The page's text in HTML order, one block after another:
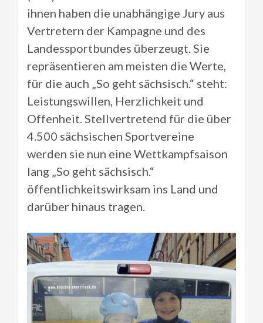
ihnen haben die unabhängige Jury aus
Vertretern der Kampagne und des
Landessportbundes überzeugt. Sie
repräsentieren am meisten die Werte,
für die auch „So geht sächsisch.“ steht:
Leistungswillen, Herzlichkeit und
Offenheit. Stellvertretend für die über
4.500 sächsischen Sportvereine
werden sie nun eine Wettkampfsaison
lang „So geht sächsisch.“
öffentlichkeitswirksam ins Land und
darüber hinaus tragen.